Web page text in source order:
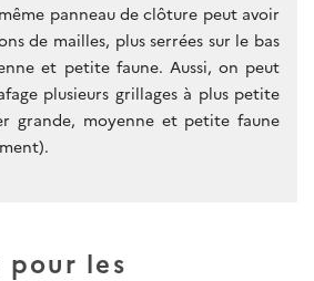
panneau de clôture peut avoir
de mailles, plus serrées sur le bas
et petite faune. Aussi, on peut
plusieurs grillages à plus petite
grande, moyenne et petite faune
pour les